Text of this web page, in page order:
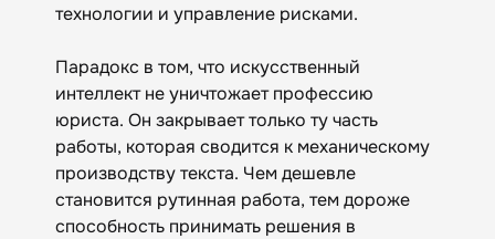
технологии и управление рисками.
Парадокс в том, что искусственный
интеллект не уничтожает профессию
юриста. Он закрывает только ту часть
работы, которая сводится к механическому
производству текста. Чем дешевле
становится рутинная работа, тем дороже
способность принимать решения в